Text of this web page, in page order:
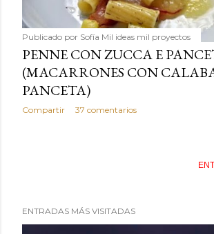
Publicado por Sofía Mil ideas mil proyectos
PENNE CON ZUCCA E
(MACARRONES CON
PANCETA)
Compartir 37 comentarios
ENTRADAS MÁS VISITADAS